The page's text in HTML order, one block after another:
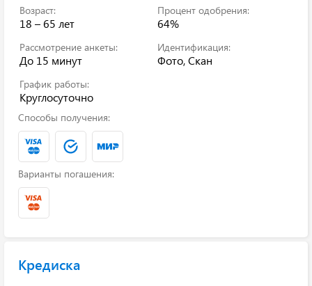
Возраст:
18 – 65 лет
Процент одобрения:
64%
Рассмотрение анкеты:
До 15 минут
Идентификация:
Фото, Скан
График работы:
Круглосуточно
Способы получения:
Варианты погашения:
Кредиска